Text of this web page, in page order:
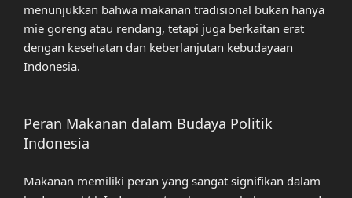
menunjukkan bahwa makanan tradisional bukan hanya
mie goreng atau rendang, tetapi juga berkaitan erat
dengan kesehatan dan keberlanjutan kebudayaan
Indonesia.
Peran Makanan dalam Budaya Politik
Indonesia
Makanan memiliki peran yang sangat signifikan dalam